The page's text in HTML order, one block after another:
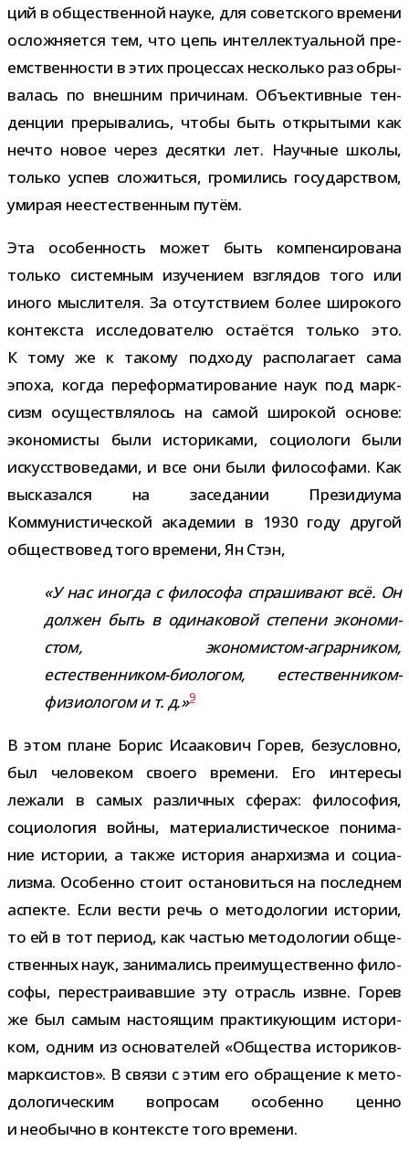
ций в обще­ствен­ной науке, для совет­ского вре­мени
ослож­ня­ется тем, что цепь интел­лек­ту­аль­ной пре­
ем­ствен­но­сти в этих про­цес­сах несколько раз обры­
ва­лась по внеш­ним при­чи­нам. Объективные тен­
ден­ции пре­ры­ва­лись, чтобы быть откры­тыми как
нечто новое через десятки лет. Научные школы,
только успев сло­житься, гро­ми­лись госу­дар­ством,
уми­рая неесте­ствен­ным путём.
Эта осо­бен­ность может быть ком­пен­си­ро­вана
только систем­ным изу­че­нием взгля­дов того или
иного мыс­ли­теля. За отсут­ствием более широ­кого
кон­тек­ста иссле­до­ва­телю оста­ётся только это.
К тому же к такому под­ходу рас­по­ла­гает сама
эпоха, когда пере­фор­ма­ти­ро­ва­ние наук под марк­
сизм осу­ществ­ля­лось на самой широ­кой основе:
эко­но­ми­сты были исто­ри­ками, социо­логи были
искус­ство­ве­дами, и все они были фило­со­фами. Как
выска­зался на засе­да­нии Президиума
Коммунистической ака­де­мии в 1930 году дру­гой
обще­ство­вед того вре­мени, Ян Стэн,
«У нас ино­гда с фило­софа спра­ши­вают всё. Он
дол­жен быть в оди­на­ко­вой сте­пени эко­но­ми­
стом, экономистом-​аграрником,
естественником-​биологом, естественником-​
физиологом и т. д.»9
В этом плане Борис Исаакович Горев, без­условно,
был чело­ве­ком сво­его вре­мени. Его инте­ресы
лежали в самых раз­лич­ных сфе­рах: фило­со­фия,
социо­ло­гия войны, мате­ри­а­ли­сти­че­ское пони­ма­
ние исто­рии, а также исто­рия анар­хизма и соци­а­
лизма. Особенно стоит оста­но­виться на послед­нем
аспекте. Если вести речь о мето­до­ло­гии исто­рии,
то ей в тот период, как частью мето­до­ло­гии обще­
ствен­ных наук, зани­ма­лись пре­иму­ще­ственно фило­
софы, пере­стра­и­вав­шие эту отрасль извне. Горев
же был самым насто­я­щим прак­ти­ку­ю­щим исто­ри­
ком, одним из осно­ва­те­лей «Общества историков-​
марксистов». В связи с этим его обра­ще­ние к мето­
до­ло­ги­че­ским вопро­сам осо­бенно ценно
и необычно в кон­тек­сте того времени.